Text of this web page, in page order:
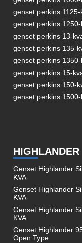
genset perkins 1125-
genset perkins
genset perkins 13-
genset perkins 135-
genset perkins
genset perkins 15-
genset perkins 150-
genset perkins
HIGHLANDER
Genset Highlander
KVA
Genset Highlander
KVA
Genset Highlander
KVA
Genset Highlander
Open Type